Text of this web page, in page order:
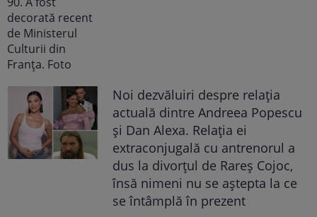
Noi dezvăluiri despre relația
actuală dintre Andreea Popescu
și Dan Alexa. Relația ei
extraconjugală cu antrenorul a
dus la divorțul de Rareș Cojoc,
însă nimeni nu se aștepta la ce
se întâmplă în prezent